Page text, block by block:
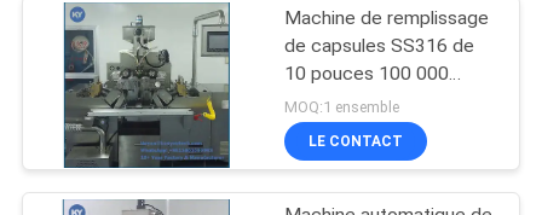
Machine de remplissage
de capsules SS316 de
10 pouces 100 000
capsules/heure
MOQ:1 ensemble
LE CONTACT